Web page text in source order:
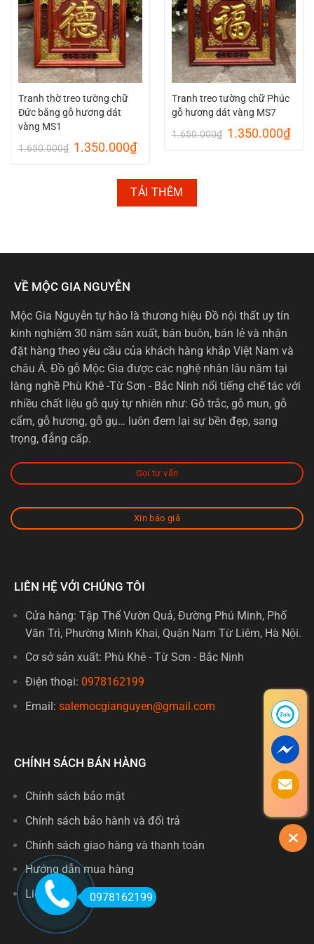
Tranh thờ treo tường chữ
Đức bằng gỗ hương dát
vàng MS1
1.650.000₫ Giá
1.650.000₫.
1.350.000₫Giá
là:
1.350.000₫.
Tranh treo tường chữ Phúc
gỗ hương dát vàng MS7
1.650.000₫ Giá
1.350.000₫Giá
TẢI THÊM
VỀ MỘC GIA NGUYỄN
Mộc Gia Nguyễn tự hào là thương hiệu Đồ nội thất uy tín
kinh nghiệm 30 năm sản xuất, bán buôn, bán lẻ và nhận
đặt hàng theo yêu cầu của khách hàng khắp Việt Nam và
châu Á. Đồ gỗ Mộc Gia được các nghệ nhân lâu năm tại
làng nghề Phù Khê -Từ Sơn - Bắc Ninh nổi tiếng chế tác với
nhiều chất liệu gỗ quý tự nhiên như: Gỗ trắc, gỗ mun, gỗ
cẩm, gỗ hương, gỗ gụ… luôn đem lại sự bền đẹp, sang
trọng, đẳng cấp.
Gọi tư vấn
Xin báo giá
LIÊN HỆ VỚI CHÚNG TÔI
Cửa hàng: Tập Thể Vườn Quả, Đường Phú Minh, Phố
Văn Trì, Phường Minh Khai, Quận Nam Từ Liêm, Hà Nội.
Cơ sở sản xuất: Phù Khê - Từ Sơn - Bắc Ninh
Điện thoại: 0978162199
Email: salemocgianguyen@gmail.com
CHÍNH SÁCH BÁN HÀNG
Chính sách bảo mật
Chính sách bảo hành và đổi trả
Chính sách giao hàng và thanh toán
Hướng dẫn mua hàng
Liên hệ
0978162199